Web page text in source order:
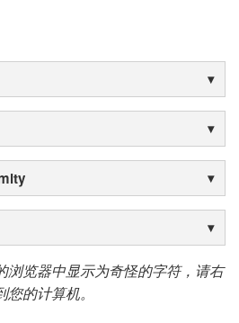
浏览器中显示为奇怪的字符，请右
的计算机。